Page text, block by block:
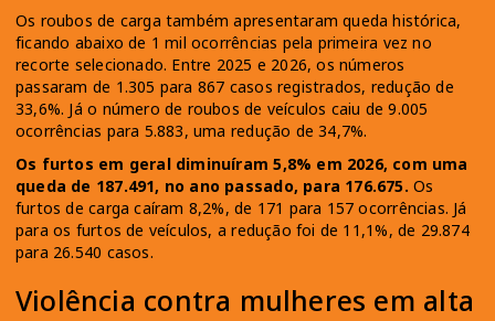
Os roubos de carga também apresentaram queda histórica,
ficando abaixo de 1 mil ocorrências pela primeira vez no
recorte selecionado. Entre 2025 e 2026, os números
passaram de 1.305 para 867 casos registrados, redução de
33,6%. Já o número de roubos de veículos caiu de 9.005
ocorrências para 5.883, uma redução de 34,7%.
Os furtos em geral diminuíram 5,8% em 2026, com uma
queda de 187.491, no ano passado, para 176.675. Os
furtos de carga caíram 8,2%, de 171 para 157 ocorrências. Já
para os furtos de veículos, a redução foi de 11,1%, de 29.874
para 26.540 casos.
Violência contra mulheres em alta